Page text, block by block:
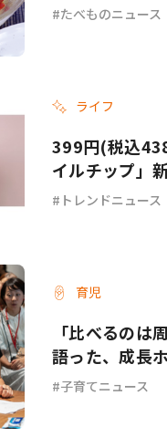
チ」各3選
たべものニュース
ライフ
399円(税込
イルチップ」
トレンドニュース
育児
「比べるのは
語った、成長
子育てニュース